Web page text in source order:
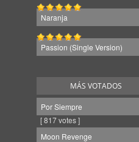
Naranja
Passion (Single Version)
MÁS VOTADOS
Por Siempre
[ 817 votes ]
Moon Revenge